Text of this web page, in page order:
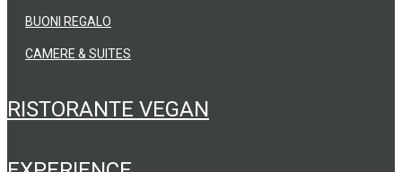
CAMERE & SUITES
BUONI REGALO
RISTORANTE VEGAN